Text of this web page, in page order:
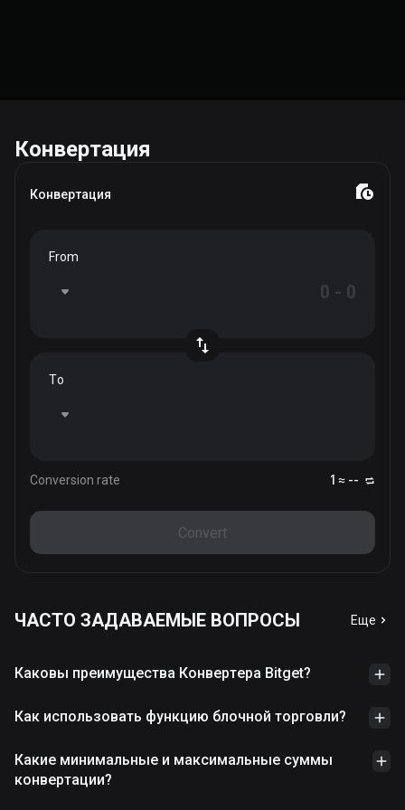
Конвертация
Конвертация
From
To
Conversion rate 1 ≈ --
Convert
ЧАСТО ЗАДАВАЕМЫЕ ВОПРОСЫ Еще
Каковы преимущества Конвертера Bitget?
Как использовать функцию блочной торговли?
Какие минимальные и максимальные суммы
конвертации?